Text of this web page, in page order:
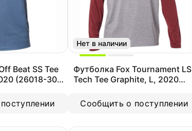
Beat SS Tee
(26018-305-
Нет в наличии
Футболка Fox Tournament LS
Tech Tee Graphite, L, 2020
Сообщить о поступлении